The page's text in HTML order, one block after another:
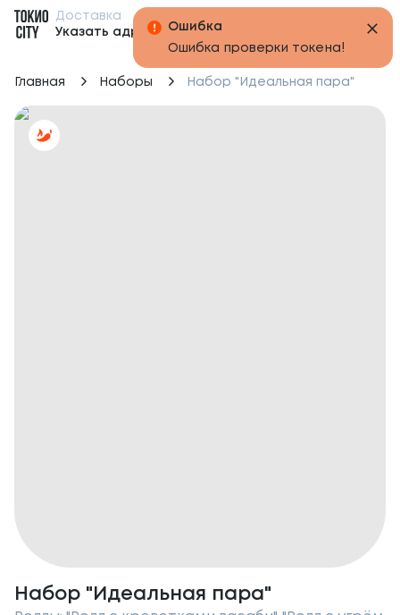
Доставка
Указать адрес
Главная Наборы Набор "Идеальная пара"
Набор "Идеальная пара"
Ошибка
Ошибка проверки токена!